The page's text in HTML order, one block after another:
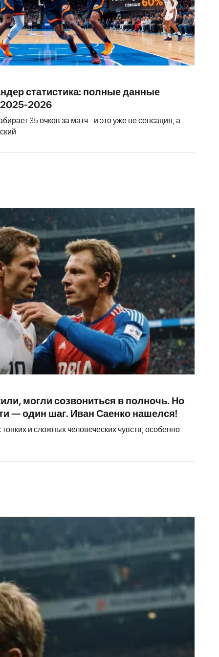
статистика: полные данные
2026
35 очков за матч - и это уже не сенсация, а
могли созвониться в полночь. Но
— один шаг. Иван Саенко нашелся!
и сложных человеческих чувств, особенно